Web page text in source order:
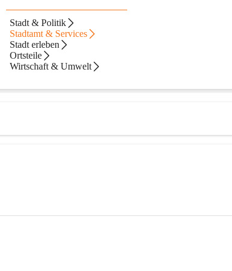
Stadt & Politik
Stadtamt & Services
Stadt erleben
Ortsteile
Wirtschaft & Umwelt